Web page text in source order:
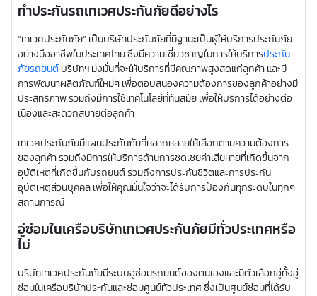
ทำประกันรถเทเวศประกันภัยดีอย่างไร
“เทเวศประกันภัย” เป็นบริษัทประกันภัยที่มีฐานะเป็นผู้ให้บริการประกันภัย
อย่างมืออาชีพในประเทศไทย ซึ่งมีความเชี่ยวชาญในการให้บริการประกัน
ภัยรถยนต์บริษัทฯ มุ่งมั่นที่จะให้บริการที่มีคุณภาพสูงสุดแก่ลูกค้า และมี
การพัฒนาผลิตภัณฑ์ใหม่ๆ เพื่อตอบสนองความต้องการของลูกค้าอย่างมี
ประสิทธิภาพ รวมถึงมีการใช้เทคโนโลยีที่ทันสมัย เพื่อให้บริการได้อย่างต่อ
เนื่องและสะดวกสบายต่อลูกค้า
เทเวศประกันภัยมีแผนประกันภัยที่หลากหลายให้เลือกตามความต้องการ
ของลูกค้า รวมถึงมีการให้บริการด้านการชดเชยค่าเสียหายที่เกิดขึ้นจาก
อุบัติเหตุที่เกิดขึ้นกับรถยนต์ รวมถึงการประกันชีวิตและการประกัน
อุบัติเหตุส่วนบุคคล เพื่อให้คุณมั่นใจว่าจะได้รับการป้องกันทุกระดับในทุกๆ
สถานการณ์
อู่ซ่อมในเครือบริษัทเทเวศประกันภัยมีทั่วประเทศหรือ
ไม่
บริษัทเทเวศประกันภัยมีระบบอู่ซ่อมรถยนต์ของตนเองและมีตัวเลือกอู่ทั้งอู่
ซ่อมในเครือบริษัทประกันและซ่อมศูนย์ทั่วประเทศ ซึ่งเป็นศูนย์ซ่อมที่ได้รับ